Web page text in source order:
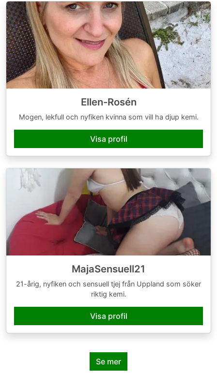
Ellen-Rosén
Mogen, lekfull och nyfiken kvinna som vill ha djup kemi.
Visa profil
MajaSensuell21
21-årig, nyfiken och sensuell tjej från Uppland som söker
riktig kemi.
Visa profil
Se mer